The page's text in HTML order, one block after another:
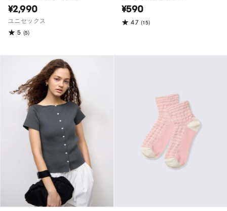
¥2,990
ユニセックス
5 (5)
¥590
4.7 (15)